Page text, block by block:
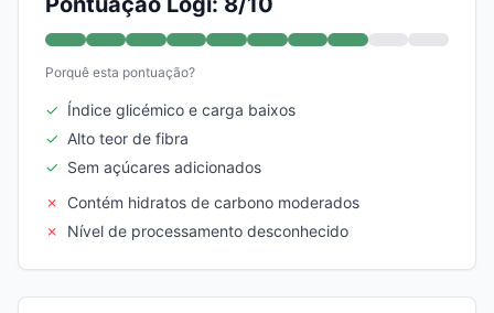
Porquê esta pontuação?
✓ Índice glicémico e carga baixos
✓ Alto teor de fibra
✓ Sem açúcares adicionados
✗
Contém hidratos de carbono moderados
✗
Nível de processamento desconhecido